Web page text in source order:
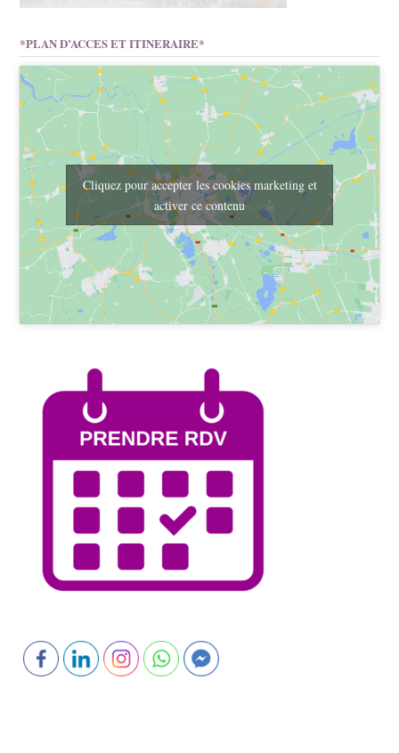
*PLAN D’ACCES ET ITINERAIRE*
Cliquez pour accepter les cookies marketing et
activer ce contenu